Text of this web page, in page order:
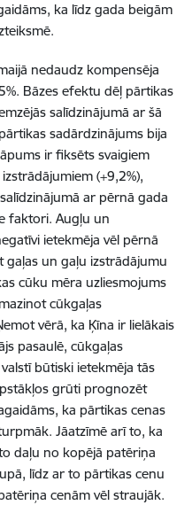
ka līdz gada beigām
nedaudz kompensēja
Bāzes efektu dēļ pārtikas
salīdzinājumā ar šā
sadārdzinājums bija
ir fiksēts svaigiem
(+9,2%),
ar pērnā gada
faktori. Augļu un
ietekmēja vēl pērnā
gaļas un gaļu izstrādājumu
cūku mēra uzliesmojums
cūkgaļas
vērā, ka Ķīna ir lielākais
pasaulē, cūkgaļas
būtiski ietekmēja tās
grūti prognozēt
ka pārtikas cenas
Jāatzīmē arī to, ka
daļu no kopējā patēriņa
līdz ar to pārtikas cenu
cenām vēl straujāk.